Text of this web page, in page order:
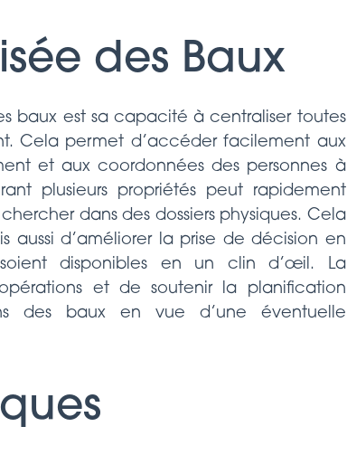
des Baux
baux est sa capacité à centraliser toutes
Cela permet d’accéder facilement aux
et aux coordonnées des personnes à
plusieurs propriétés peut rapidement
dans des dossiers physiques. Cela
aussi d’améliorer la prise de décision en
soient disponibles en un clin d’œil. La
et de soutenir la planification
des baux en vue d’une éventuelle